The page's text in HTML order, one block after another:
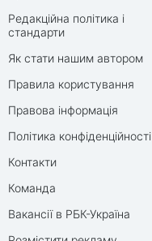
Редакційна політика і
стандарти
Як стати нашим автором
Правила користування
Правова інформація
Політика конфіденційності
Контакти
Команда
Вакансії в РБК-Україна